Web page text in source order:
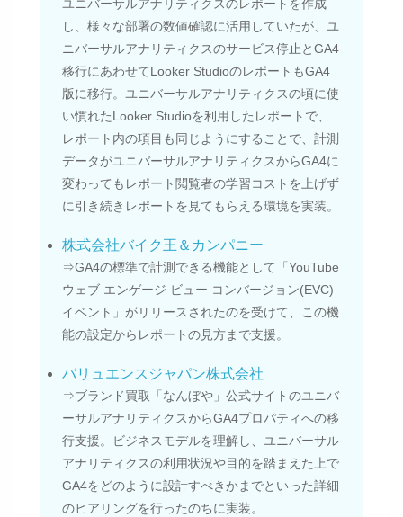
ユニバーサルアナリティクスのレポートを作成
し、様々な部署の数値確認に活用していたが、ユ
ニバーサルアナリティクスのサービス停止とGA4
移行にあわせてLooker StudioのレポートもGA4
版に移行。ユニバーサルアナリティクスの頃に使
い慣れたLooker Studioを利用したレポートで、
レポート内の項目も同じようにすることで、計測
データがユニバーサルアナリティクスからGA4に
変わってもレポート閲覧者の学習コストを上げず
に引き続きレポートを見てもらえる環境を実装。
株式会社バイク王＆カンパニー
⇒GA4の標準で計測できる機能として「YouTube
ウェブ エンゲージ ビュー コンバージョン(EVC)
イベント」がリリースされたのを受けて、この機
能の設定からレポートの見方まで支援。
バリュエンスジャパン株式会社
⇒ブランド買取「なんぼや」公式サイトのユニバ
ーサルアナリティクスからGA4プロパティへの移
行支援。ビジネスモデルを理解し、ユニバーサル
アナリティクスの利用状況や目的を踏まえた上で
GA4をどのように設計すべきかまでといった詳細
のヒアリングを行ったのちに実装。